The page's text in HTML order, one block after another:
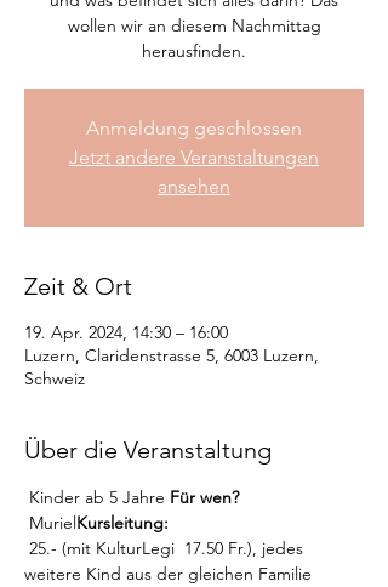
wollen wir an diesem Nachmittag
herausfinden.
Anmeldung geschlossen
Jetzt andere Veranstaltungen
ansehen
Zeit & Ort
19. Apr. 2024, 14:30 – 16:00
Luzern, Claridenstrasse 5, 6003 Luzern,
Schweiz
Über die Veranstaltung
Kinder ab 5 Jahre Für wen?
MurielKursleitung:
weitere Kind aus der gleichen Familie